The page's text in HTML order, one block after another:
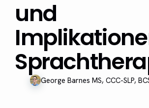
und
George Barnes MS, CCC-SLP,